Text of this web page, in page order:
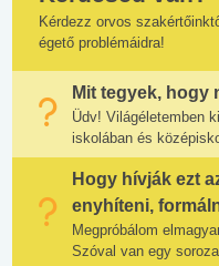
Kérdezz orvos
égető problémáidra!
Mit tegyek, hogy
Üdv! Világéletemben
iskolában és
Hogy hívják ezt
enyhíteni,
Megpróbálom
Szóval van egy